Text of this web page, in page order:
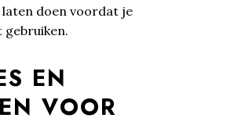
doen voordat je
gebruiken.
EN
VOOR